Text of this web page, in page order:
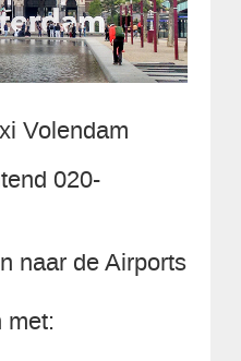
Volendam
020-
naar de Airports
met: